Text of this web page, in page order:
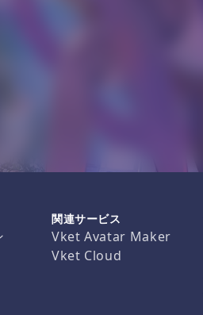
関連サービス
Vket Avatar Maker
Vket Cloud